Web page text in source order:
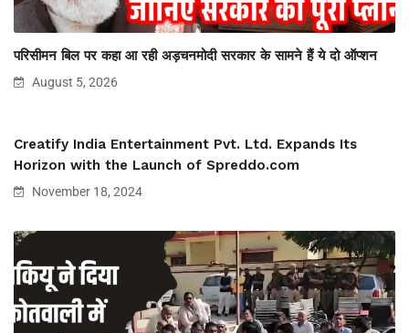
परिसीमन बिल पर कहा आ रही अड़चनमोदी सरकार के सामने हैं ये दो ऑप्शन
August 5, 2026
Creatify India Entertainment Pvt. Ltd. Expands Its
Horizon with the Launch of Spreddo.com
November 18, 2024